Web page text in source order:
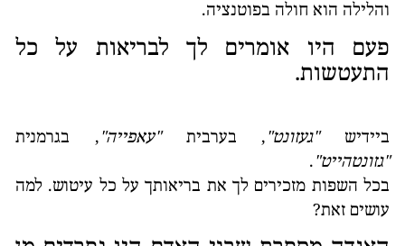
והלילה הוא חולה בפוטנציה.
פעם היו אומרים לך לבריאות על כל
התעטשות.
ביידיש"געזונט", בערבית"עאפייה", בגרמנית
"גזונטהייט".
בכל השפות מזכירים לך את בריאותך על כל עיטוש. למה
עושים זאת?